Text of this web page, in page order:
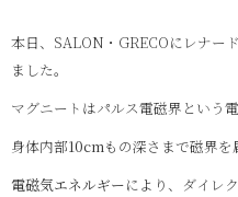
本日、SALON・GRECOにレナー
ました。
マグニートはパルス電磁界という電
身体内部10cmもの深さまで磁界を
電磁気エネルギーにより、ダイレ